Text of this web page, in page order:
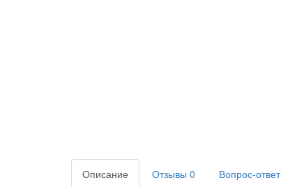
Описание Отзывы 0 Вопрос-ответ